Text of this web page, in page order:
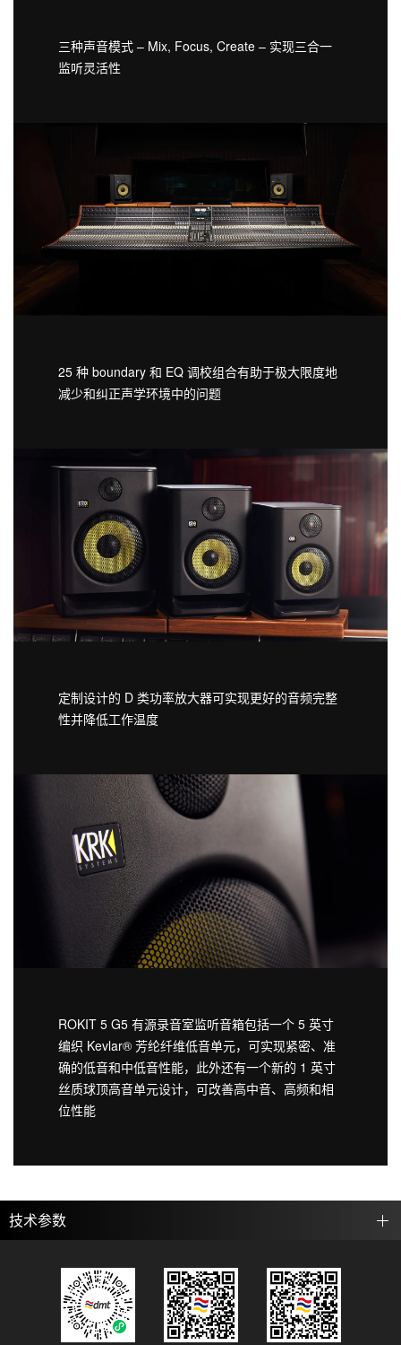
三种声音模式 – Mix, Focus, Create – 实现三合一
监听灵活性
25 种 boundary 和 EQ 调校组合有助于极大限度地
减少和纠正声学环境中的问题
定制设计的 D 类功率放大器可实现更好的音频完整
性并降低工作温度
ROKIT 5 G5 有源录音室监听音箱包括一个 5 英寸
编织 Kevlar® 芳纶纤维低音单元，可实现紧密、准
确的低音和中低音性能，此外还有一个新的 1 英寸
丝质球顶高音单元设计，可改善高中音、高频和相
位性能
技术参数